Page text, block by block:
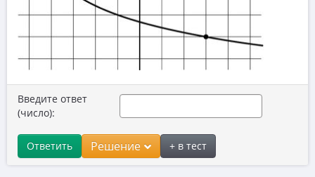
9. Задачи прикладного содержания
11. Графики функций
12. Исследование функций
13. Сложные уравнения
14. Стереометрия
15. Неравенства
Введите ответ
(число):
Ответить Решение + в тест